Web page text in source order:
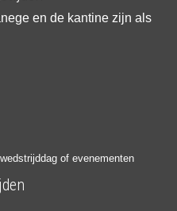
en de kantine zijn als
of evenementen